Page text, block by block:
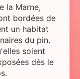
la Marne,
bordées de
un habitat
du pin.
soient
dès le